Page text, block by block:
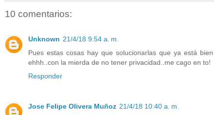
10 comentarios:
Unknown 21/4/18 9:54 a. m.
Pues estas cosas hay que solucionarlas que ya está bien
ehhh..con la mierda de no tener privacidad..me cago en to!
Responder
Jose Felipe Olivera Muñoz 21/4/18 10:40 a. m.